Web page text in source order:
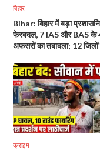
बिहार
Bihar: बिहार में बड़ा
फेरबदल, 7 IAS और BAS के
अफसरों का तबादला; 12
क्राइम